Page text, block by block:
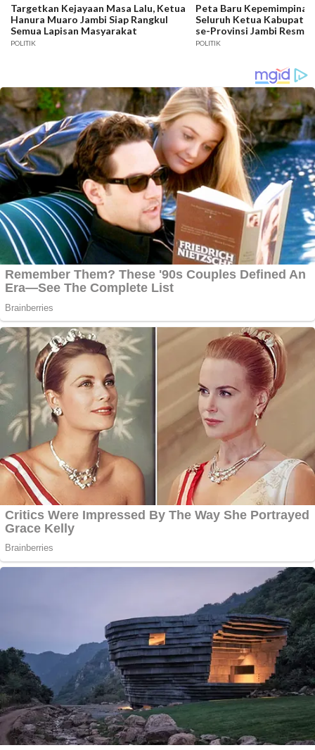
Targetkan Kejayaan Masa Lalu, Ketua
Hanura Muaro Jambi Siap Rangkul
Semua Lapisan Masyarakat
POLITIK
Peta Baru Kepemimpinan
Seluruh Ketua
se-Provinsi Jambi Resmi
POLITIK